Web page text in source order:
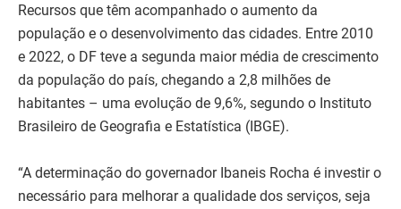
Recursos que têm acompanhado o aumento da
população e o desenvolvimento das cidades. Entre 2010
e 2022, o DF teve a segunda maior média de crescimento
da população do país, chegando a 2,8 milhões de
habitantes – uma evolução de 9,6%, segundo o Instituto
Brasileiro de Geografia e Estatística (IBGE).
“A determinação do governador Ibaneis Rocha é investir o
necessário para melhorar a qualidade dos serviços, seja